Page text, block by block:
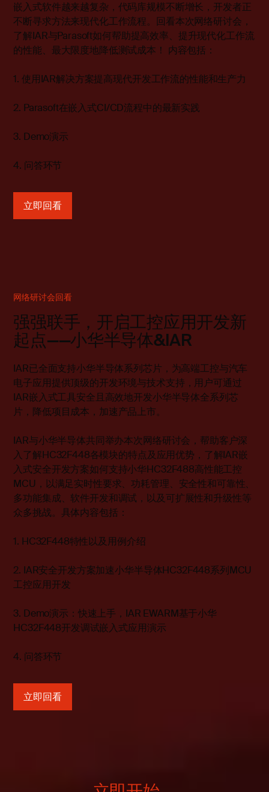
嵌入式软件越来越复杂，代码库规模不断增长，开发者正
不断寻求方法来现代化工作流程。回看本次网络研讨会，
了解IAR与Parasoft如何帮助提高效率、提升现代化工作流
的性能、最大限度地降低测试成本！ 内容包括：
1. 使用IAR解决方案提高现代开发工作流的性能和生产力
2. Parasoft在嵌入式CI/CD流程中的最新实践
3. Demo演示
4. 问答环节
立即回看
网络研讨会回看
强强联手，开启工控应用开发新
起点——小华半导体&IAR
IAR已全面支持小华半导体系列芯片，为高端工控与汽车
电子应用提供顶级的开发环境与技术支持，用户可通过
IAR嵌入式工具安全且高效地开发小华半导体全系列芯
片，降低项目成本，加速产品上市。
IAR与小华半导体共同举办本次网络研讨会，帮助客户深
入了解HC32F448各模块的特点及应用优势，了解IAR嵌
入式安全开发方案如何支持小华HC32F488高性能工控
MCU，以满足实时性要求、功耗管理、安全性和可靠性、
多功能集成、软件开发和调试，以及可扩展性和升级性等
众多挑战。具体内容包括：
1. HC32F448特性以及用例介绍
2. IAR安全开发方案加速小华半导体HC32F448系列MCU
工控应用开发
3. Demo演示：快速上手，IAR EWARM基于小华
HC32F448开发调试嵌入式应用演示
4. 问答环节
立即回看